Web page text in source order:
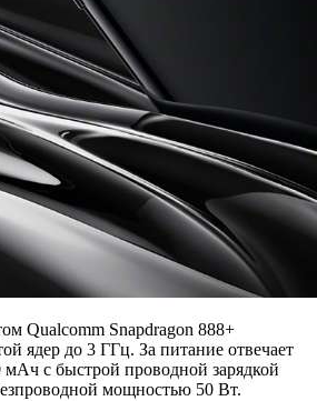
Qualcomm Snapdragon 888+
ядер до 3 ГГц. За питание отвечает
мАч с быстрой проводной зарядкой
мощностью 50 Вт.